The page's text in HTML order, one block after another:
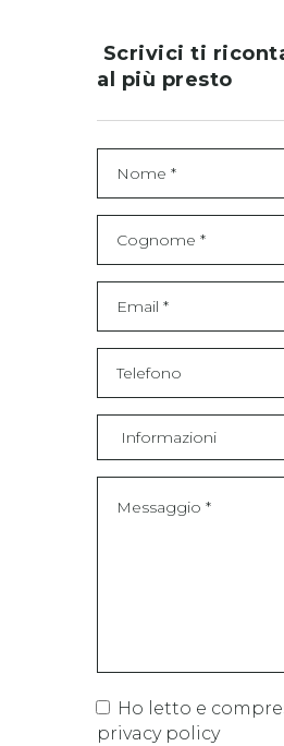
Scrivici ti
al più presto
Ho letto e
privacy policy